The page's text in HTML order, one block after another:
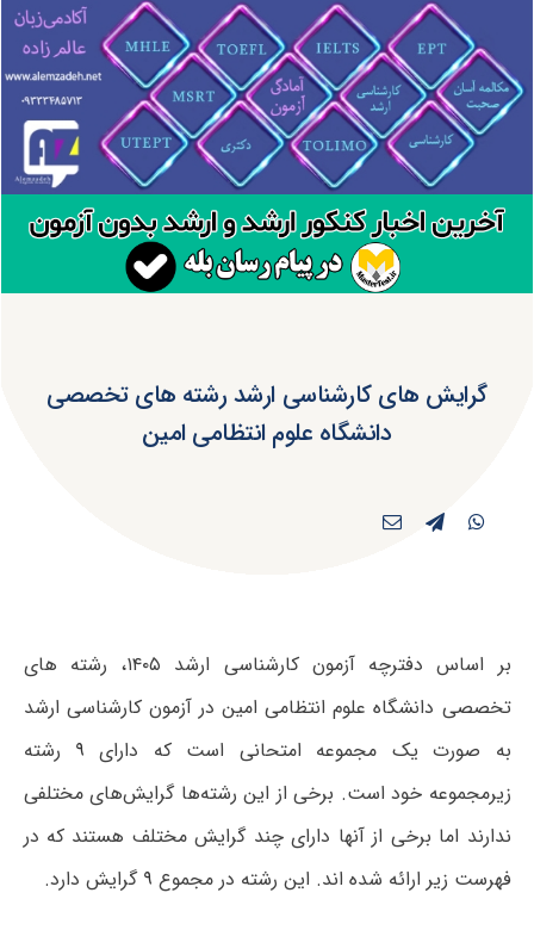
گرایش های کارشناسی ارشد رشته های تخصصی
دانشگاه علوم انتظامی امین
بر اساس دفترچه آزمون کارشناسی ارشد ۱۴۰۵، رشته های
تخصصی دانشگاه علوم انتظامی امین در آزمون کارشناسی ارشد
به صورت یک مجموعه امتحانی است که دارای ۹ رشته
زیرمجموعه خود است. برخی از این رشته‌ها گرایش‌های مختلفی
ندارند اما برخی از آنها دارای چند گرایش مختلف هستند که در
فهرست زیر ارائه شده اند. این رشته در مجموع ۹ گرایش دارد.